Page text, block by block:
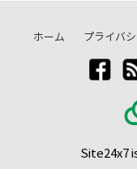
Site24x7
ホーム プライバ